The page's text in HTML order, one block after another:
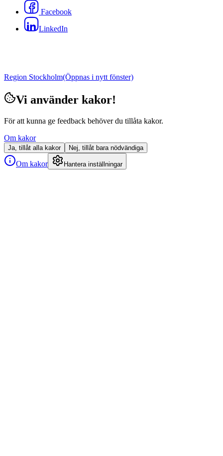
Facebook
LinkedIn
Region Stockholm(Öppnas i nytt fönster)
Vi använder kakor!
För att kunna ge feedback behöver du tillåta kakor.
Om kakor
Ja, tillåt alla kakor Nej, tillåt bara nödvändiga
Om kakor Hantera inställningar